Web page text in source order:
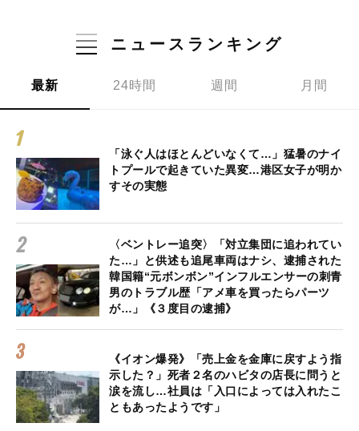
ニュースランキング
最新 24時間 週間 月間
「泳ぐ人はほとんどいなくて…」猛暑のナイ
トプールで起きていた異変…港区女子が明か
すその実態
〈ベントレー追突〉「対立集団に追われてい
た…」と供述も追尾車両はナシ、逮捕された
韓国籍“元ボンボン”インフルエンサーの刺青
男のトラブル歴「アメ車を買ったらパーツ
が…」《３度目の逮捕》
《イオン爆発》「売上金を金庫に戻すよう指
示した？」死者２名のハビタの店長に問うと
涙を流し…社員は「入口によっては入れたこ
ともあったようです」